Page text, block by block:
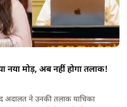
नया मोड़, अब नहीं होगा तलाक!
अदालत ने उनकी तलाक याचिका